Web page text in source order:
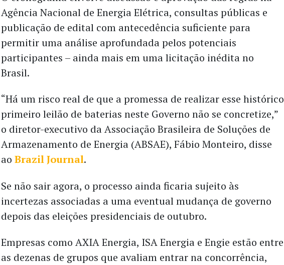
Agência Nacional de Energia Elétrica, consultas públicas e
publicação de edital com antecedência suficiente para
permitir uma análise aprofundada pelos potenciais
participantes – ainda mais em uma licitação inédita no
Brasil.
“Há um risco real de que a promessa de realizar esse histórico
primeiro leilão de baterias neste Governo não se concretize,”
o diretor-executivo da Associação Brasileira de Soluções de
Armazenamento de Energia (ABSAE), Fábio Monteiro, disse
aoBrazil Journal.
Se não sair agora, o processo ainda ficaria sujeito às
incertezas associadas a uma eventual mudança de governo
depois das eleições presidenciais de outubro.
Empresas como AXIA Energia, ISA Energia e Engie estão entre
as dezenas de grupos que avaliam entrar na concorrência,